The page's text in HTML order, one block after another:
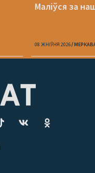
Маліўся за
08 ЖНІЎНЯ 2026